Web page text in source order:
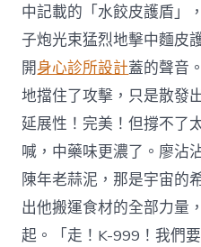
中記載的「水餃皮護盾」
子炮光束猛烈地擊中麵皮
開身心診所設計蓋的聲音
地擋住了攻擊，只是散發
延展性！完美！但撐不了
喊，中藥味更濃了。廖沾
陳年老蒜泥，那是宇宙的
出他搬運食材的全部力量
起。「走！K-999！我們